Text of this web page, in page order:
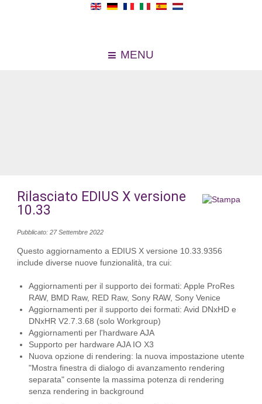
MENU
Rilasciato EDIUS X versione
10.33
Pubblicato: 27 Settembre 2022
Questo aggiornamento a EDIUS X versione 10.33.9356
include diverse nuove funzionalità, tra cui:
Aggiornamenti per il supporto dei formati: Apple ProRes
RAW, BMD Raw, RED Raw, Sony RAW, Sony Venice
Aggiornamenti per il supporto dei formati: Avid DNxHD e
DNxHR V2.7.3.68 (solo Workgroup)
Aggiornamenti per l'hardware AJA
Supporto per hardware AJA IO X3
Nuova opzione di rendering: la nuova impostazione utente
"Mostra finestra di dialogo di avanzamento rendering
separata" consente la massima potenza di rendering
senza rendering in background